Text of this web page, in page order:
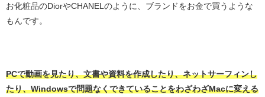
お化粧品のDiorやCHANELのように、ブランドをお金で買うような
もんです。
PCで動画を見たり、文書や資料を作成したり、ネットサーフィンし
たり、Windowsで問題なくできていることをわざわざMacに変える